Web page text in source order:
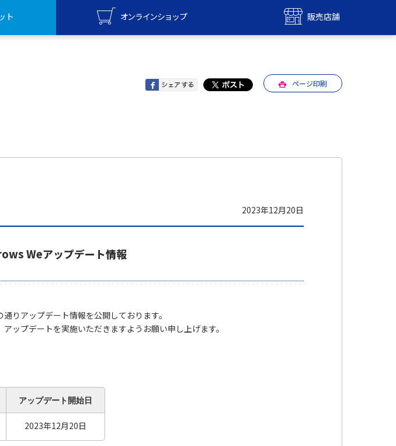
ト オンラインショップ 販売店舗
UQ WiMAX
ページ印刷
2023年12月20日
Weアップデート情報
りアップデート情報を公開しております。
ップデートを実施いただきますようお願い申し上げます。
アップデート 開始日
2023年12月20日